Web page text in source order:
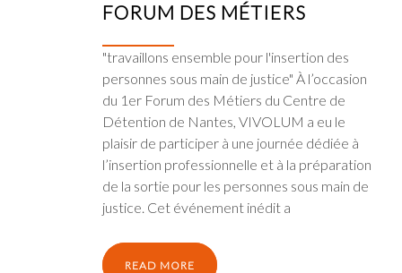
FORUM DES MÉTIERS
"travaillons ensemble pour l'insertion des
personnes sous main de justice" À l’occasion
du 1er Forum des Métiers du Centre de
Détention de Nantes, VIVOLUM a eu le
plaisir de participer à une journée dédiée à
l’insertion professionnelle et à la préparation
de la sortie pour les personnes sous main de
justice. Cet événement inédit a
READ MORE